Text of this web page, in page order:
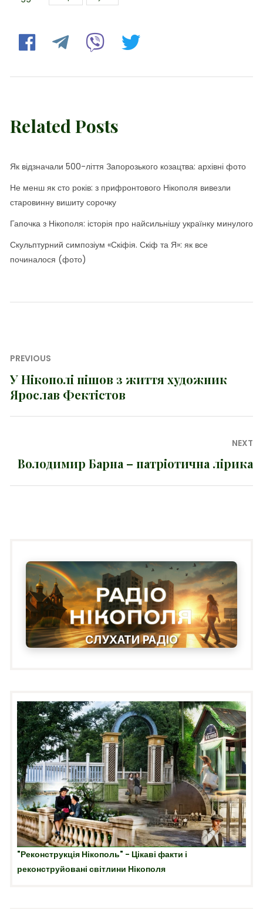
Related Posts
Як відзначали 500-ліття Запорозького козацтва: архівні фото
Не менш як сто років: з прифронтового Нікополя вивезли
старовинну вишиту сорочку
Гапочка з Нікополя: історія про найсильнішу українку минулого
Скульптурний симпозіум «Скіфія. Скіф та Я»: як все
починалося (фото)
Навігація
записів
PREVIOUS
Previous
post:
У Нікополі пішов з життя художник
Ярослав Фектістов
NEXT
Next
Володимир Барна – патріотична лірика
СЛУХАТИ РАДІО
"Реконструкція Нікополь" - Цікаві факти і
реконструйовані світлини Нікополя